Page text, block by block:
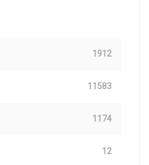
1912
11583
1174
12